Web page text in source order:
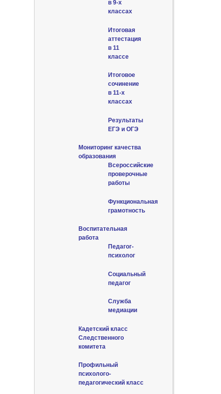
в 9-х
классах
Итоговая
аттестация
в 11
классе
Итоговое
сочинение
в 11-х
классах
Результаты
ЕГЭ и ОГЭ
Мониторинг качества
образования
Всероссийские
проверочные
работы
Функциональная
грамотность
Воспитательная
работа
Педагог-
психолог
Социальный
педагог
Служба
медиации
Кадетский класс
Следственного
комитета
Профильный
психолого-
педагогический класс